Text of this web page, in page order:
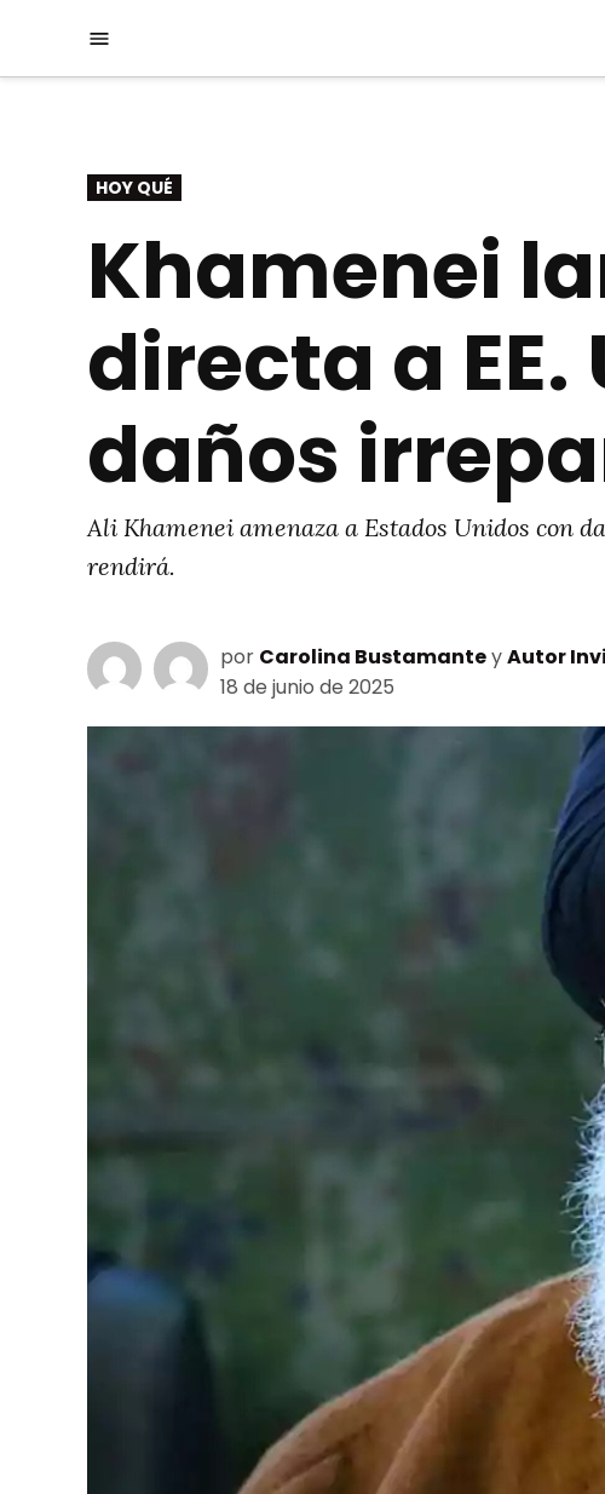
Menú
PUBLICADO
EN
HOY QUÉ
Khamenei
directa a
daños
Ali Khamenei amenaza a Estados Unidos con
rendirá.
por Carolina BustamanteyAutor
18 de junio de 2025